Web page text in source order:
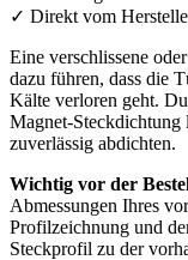
✓ Direkt vom
Eine verschlissene
dazu führen, dass die
Kälte verloren geht.
Magnet-Steckdichtung
zuverlässig abdichten.
Wichtig vor der
Abmessungen Ihres
Profilzeichnung und
Steckprofil zu der